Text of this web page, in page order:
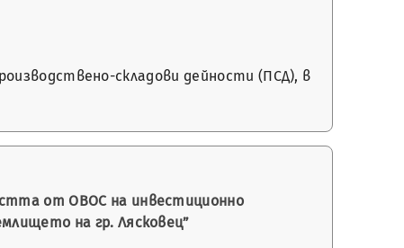
складови дейности (ПСД), в
от ОВОС на инвестиционно
на гр. Лясковец”